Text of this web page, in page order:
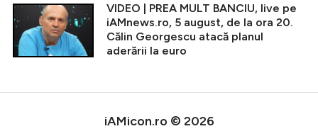
VIDEO | PREA MULT BANCIU, live pe
iAMnews.ro, 5 august, de la ora 20.
Călin Georgescu atacă planul
aderării la euro
iAMicon.ro © 2026